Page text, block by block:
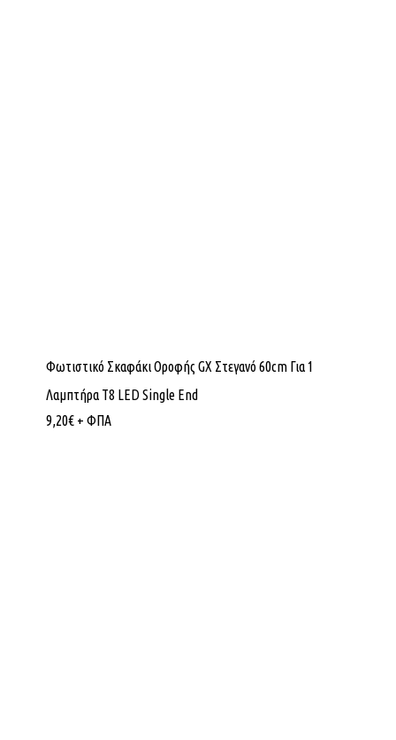
Φωτιστικό Σκαφάκι Οροφής GX Στεγανό 60cm Για 1
Λαμπτήρα Τ8 LED Single End
9,20€ + ΦΠΑ